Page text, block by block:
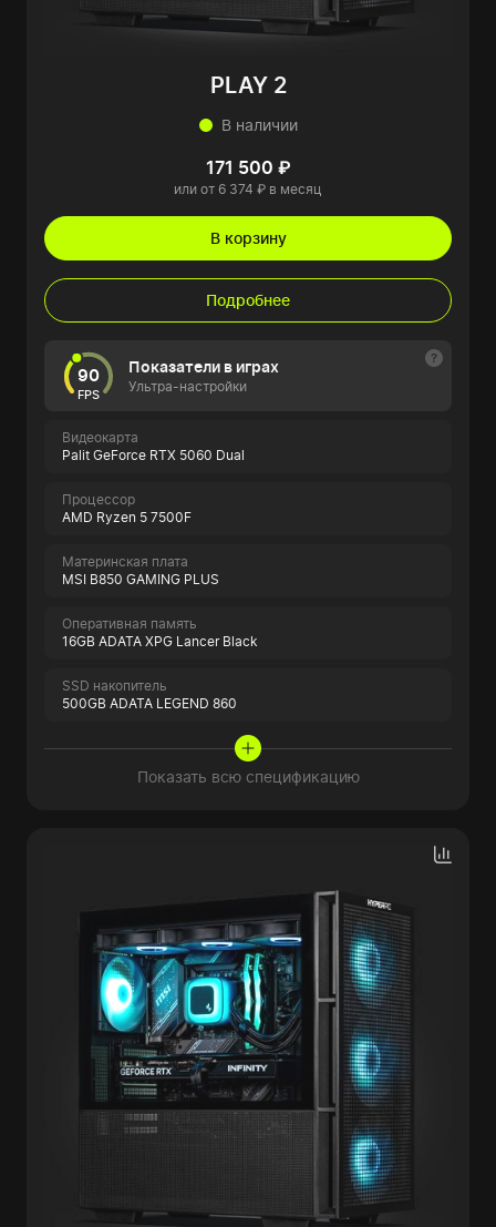
PLAY 2
В наличии
171 500 ₽
или от 6 374 ₽ в месяц
В корзину
Подробнее
90
FPS
Показатели в играх
Ультра-настройки
Видеокарта
Palit GeForce RTX 5060 Dual
Процессор
AMD Ryzen 5 7500F
Материнская плата
MSI B850 GAMING PLUS
Оперативная память
16GB ADATA XPG Lancer Black
SSD накопитель
500GB ADATA LEGEND 860
Показать всю спецификацию